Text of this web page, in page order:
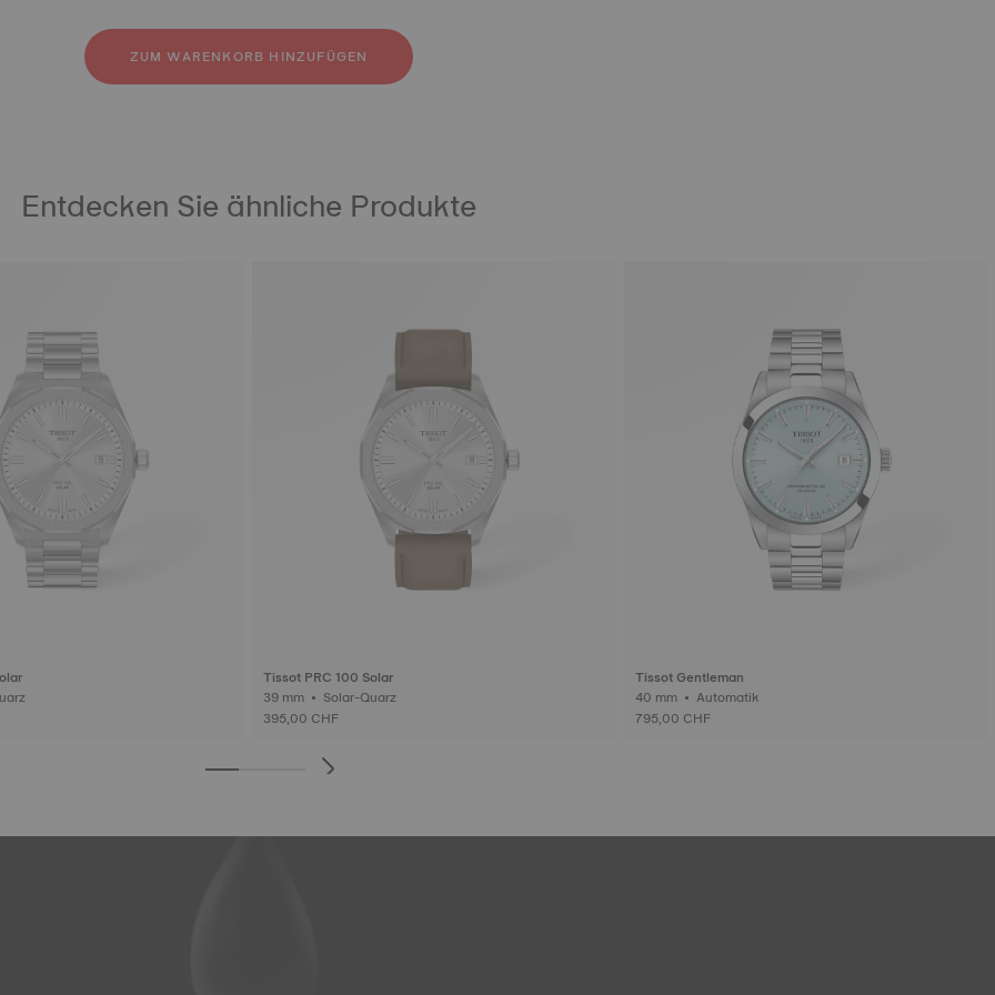
Edelstahl
ZUM WARENKORB HINZUFÜGEN
Entdecken Sie ähnliche Produkte
Quarz
Tissot PRC 100 Solar
39 mm • Solar-Quarz
395,00 CHF
Tissot Gentleman
40 mm • Automatik
795,00 CHF